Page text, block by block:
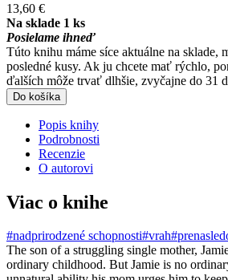
13,60 €
Na sklade 1 ks
Posielame ihneď
Túto knihu máme síce aktuálne na sklade,
posledné kusy. Ak ju chcete mať rýchlo,
ďalších môže trvať dlhšie, zvyčajne do 31
Do košíka
Popis knihy
Podrobnosti
Recenzie
O autorovi
Viac o knihe
#nadprirodzené schopnosti#vrah
The son of a struggling single mother,
ordinary childhood. But Jamie is no